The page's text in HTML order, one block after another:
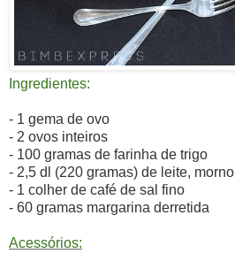
Ingredientes:
- 1 gema de ovo
- 2 ovos inteiros
- 100 gramas de farinha de trigo
- 2,5 dl (220 gramas) de leite, morno
- 1 colher de café de sal fino
- 60 gramas margarina derretida
Acessórios: